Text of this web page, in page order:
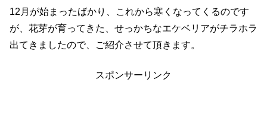
12月が始まったばかり、これから寒くなってくるのです
が、花芽が育ってきた、せっかちなエケベリアがチラホラ
出てきましたので、ご紹介させて頂きます。
スポンサーリンク